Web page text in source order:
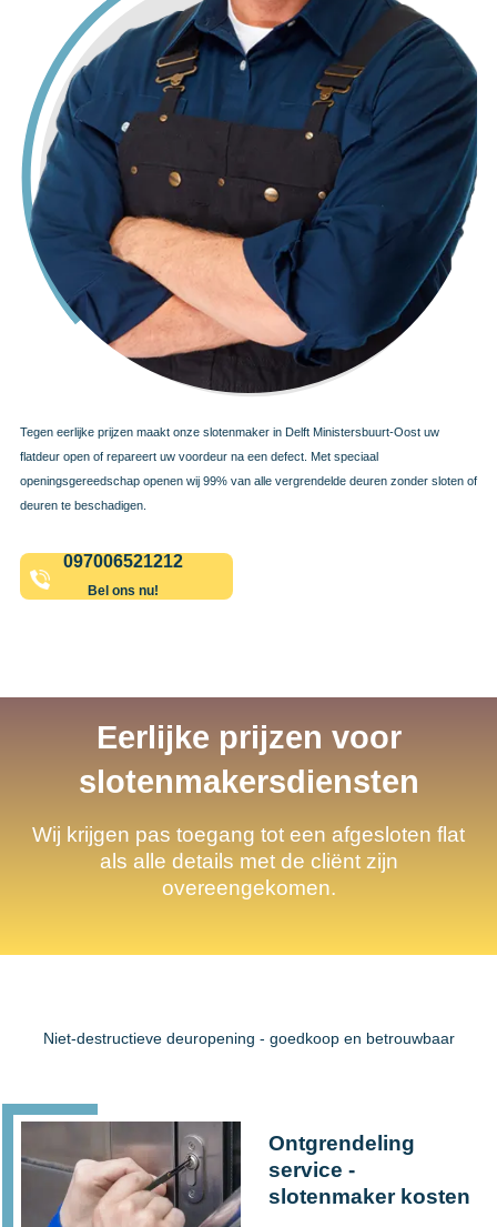
Tegen eerlijke prijzen maakt onze slotenmaker in Delft Ministersbuurt-Oost uw
flatdeur open of repareert uw voordeur na een defect. Met speciaal
openingsgereedschap openen wij 99% van alle vergrendelde deuren zonder sloten of
deuren te beschadigen.
097006521212
Bel ons nu!
Eerlijke prijzen voor
slotenmakersdiensten
Wij krijgen pas toegang tot een afgesloten flat
als alle details met de cliënt zijn
overeengekomen.
Niet-destructieve deuropening - goedkoop en betrouwbaar
Ontgrendeling
service -
slotenmaker kosten